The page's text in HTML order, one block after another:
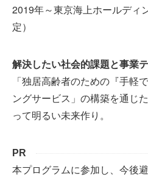
2019年～東京海上ホールディ
定）
解決したい社会的課題と事業
「独居高齢者のための『手軽
ングサービス」の構築を通じ
って明るい未来作り。
PR
本プログラムに参加し、今後